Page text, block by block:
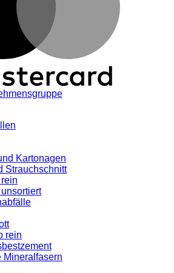
Kartonagen
Strauchschnitt
rein
Mineralfasern